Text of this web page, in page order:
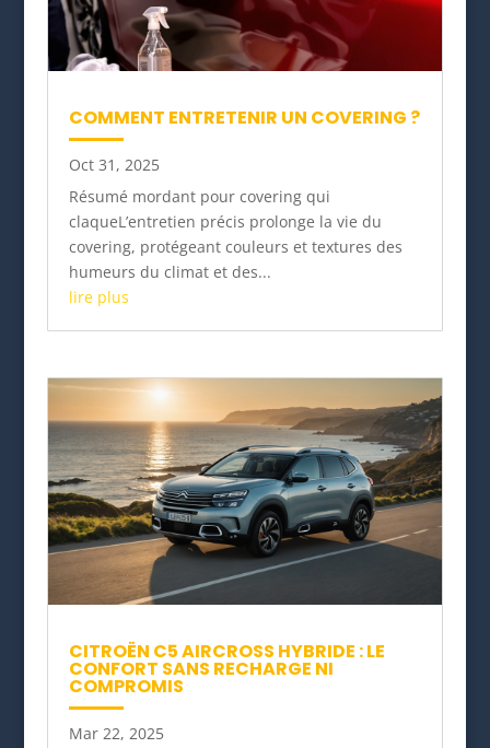
COMMENT ENTRETENIR UN COVERING ?
Oct 31, 2025
Résumé mordant pour covering qui
claqueL’entretien précis prolonge la vie du
covering, protégeant couleurs et textures des
humeurs du climat et des...
lire plus
CITROËN C5 AIRCROSS HYBRIDE : LE
CONFORT SANS RECHARGE NI
COMPROMIS
Mar 22, 2025